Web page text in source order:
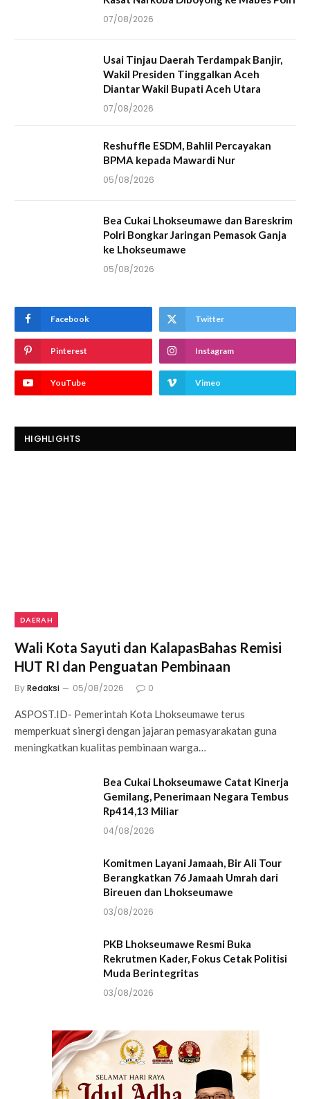
07/08/2026
Usai Tinjau Daerah Terdampak Banjir,
Wakil Presiden Tinggalkan Aceh
Diantar Wakil Bupati Aceh Utara
07/08/2026
Reshuffle ESDM, Bahlil Percayakan
BPMA kepada Mawardi Nur
05/08/2026
Bea Cukai Lhokseumawe dan Bareskrim
Polri Bongkar Jaringan Pemasok Ganja
ke Lhokseumawe
05/08/2026
Facebook Twitter
Pinterest Instagram
YouTube Vimeo
HIGHLIGHTS
DAERAH
Wali Kota Sayuti dan KalapasBahas Remisi
HUT RI dan Penguatan Pembinaan
ByRedaksi 05/08/2026 0
ASPOST.ID- Pemerintah Kota Lhokseumawe terus
memperkuat sinergi dengan jajaran pemasyarakatan guna
meningkatkan kualitas pembinaan warga…
Bea Cukai Lhokseumawe Catat Kinerja
Gemilang, Penerimaan Negara Tembus
Rp414,13 Miliar
04/08/2026
Komitmen Layani Jamaah, Bir Ali Tour
Berangkatkan 76 Jamaah Umrah dari
Bireuen dan Lhokseumawe
03/08/2026
PKB Lhokseumawe Resmi Buka
Rekrutmen Kader, Fokus Cetak Politisi
Muda Berintegritas
03/08/2026